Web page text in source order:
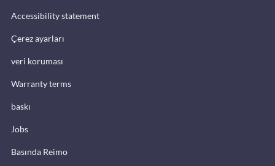
Accessibility statement
Çerez ayarları
veri koruması
Warranty terms
baskı
Jobs
Basında Reimo